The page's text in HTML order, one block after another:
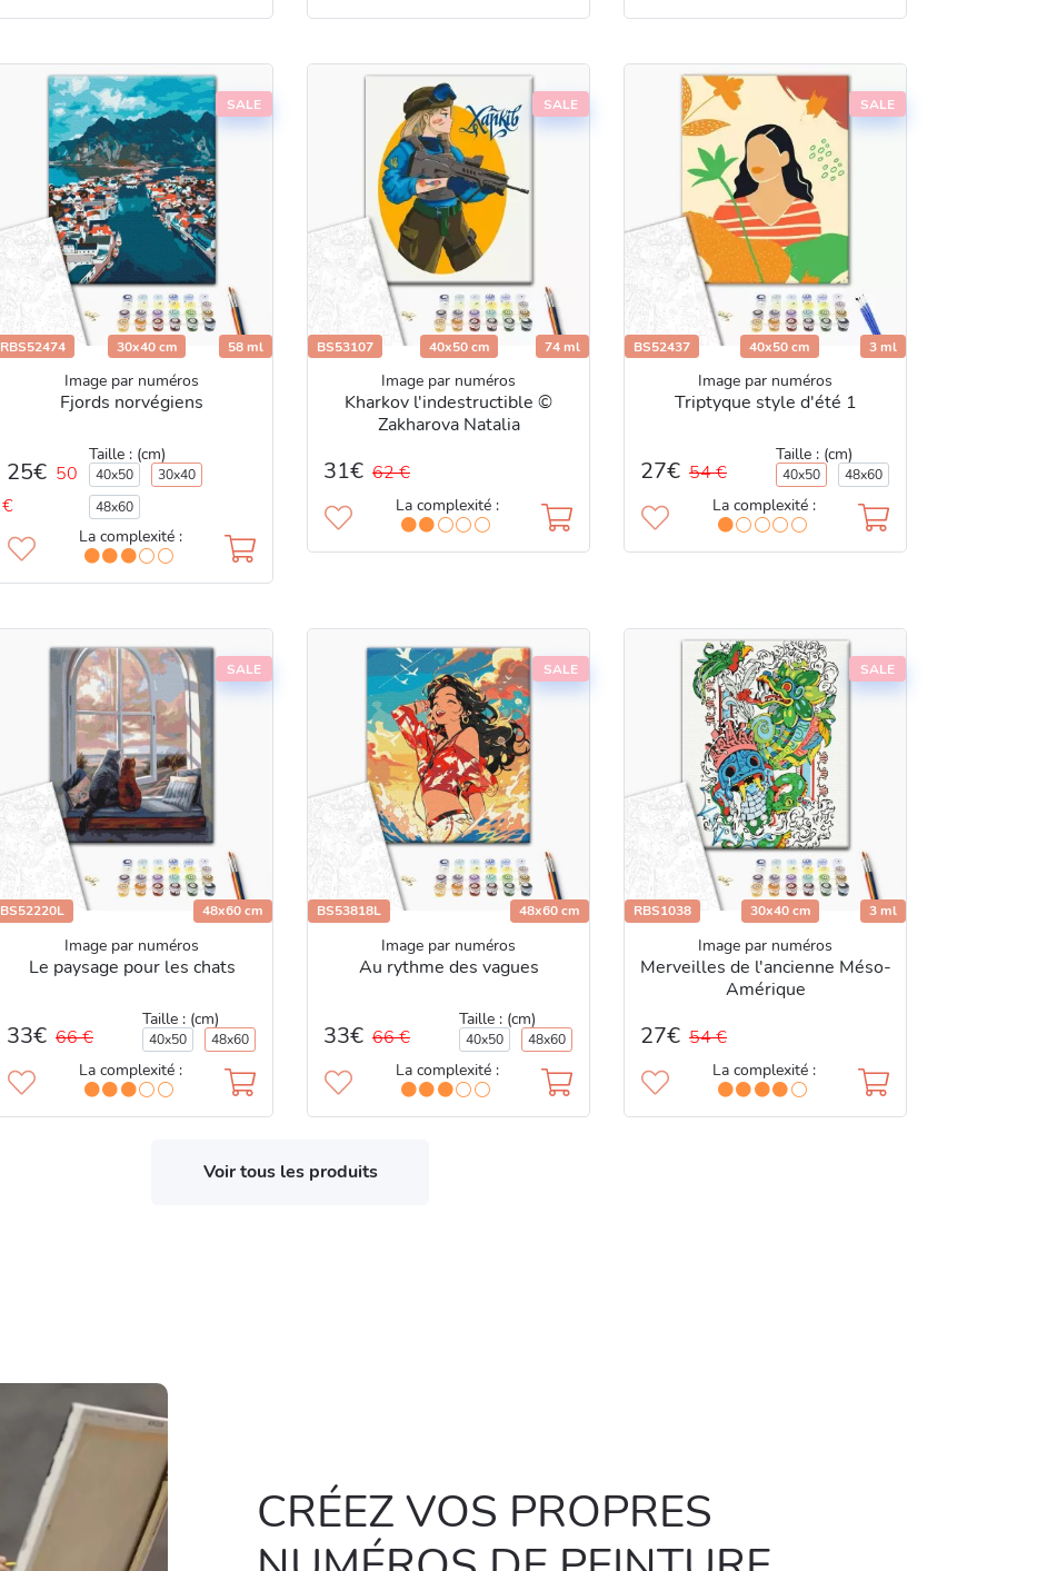
SALE
RBS52474 30x40 cm 58 ml
Image par numéros
Fjords norvégiens
25€ 50
€
Taille : (cm)
40x50
30x40
48x60
La complexité :
SALE
BS53107 40x50 cm 74 ml
Image par numéros
Kharkov l'indestructible ©
Zakharova Natalia
31€ 62 €
La complexité :
SALE
BS52437 40x50 cm 3 ml
Image par numéros
Triptyque style d'été 1
27€ 54 €
Taille : (cm)
40x50 48x60
La complexité :
SALE
BS52220L 48x60 cm
Image par numéros
Le paysage pour les chats
33€ 66 €
Taille : (cm)
40x50 48x60
La complexité :
SALE
BS53818L 48x60 cm
Image par numéros
Au rythme des vagues
33€ 66 €
Taille : (cm)
40x50 48x60
La complexité :
SALE
RBS1038 30x40 cm 3 ml
Image par numéros
Merveilles de l'ancienne Méso-
Amérique
27€ 54 €
La complexité :
Voir tous les produits
CRÉEZ VOS PROPRES